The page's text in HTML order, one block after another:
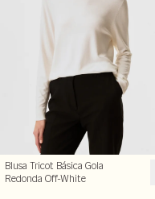
Blusa Tricot Básica Gola
Redonda Off-White